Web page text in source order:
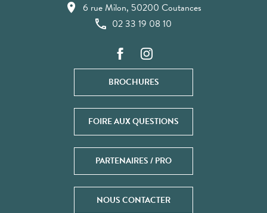
6 rue Milon, 50200 Coutances
02 33 19 08 10
BROCHURES
FOIRE AUX QUESTIONS
PARTENAIRES / PRO
NOUS CONTACTER